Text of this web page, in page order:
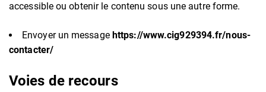
accessible ou obtenir le contenu sous une autre forme.
Envoyer un message https://www.cig929394.fr/nous-
contacter/
Voies de recours